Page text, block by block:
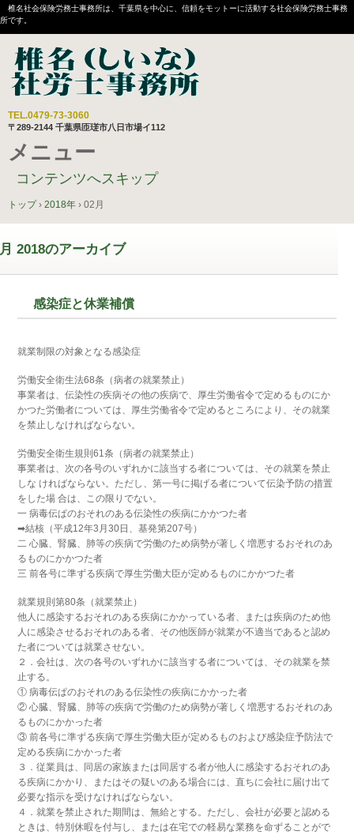
椎名社会保険労務士事務所は、千葉県を中心に、信頼をモットーに活動する社会保険労務士事務
所です。
TEL.0479-73-3060
〒289-2144 千葉県匝瑳市八日市場イ112
メニュー
コンテンツへスキップ
トップ › 2018年 › 02月
2018のアーカイブ
感染症と休業補償
就業制限の対象となる感染症
労働安全衛生法68条（病者の就業禁止）
事業者は、伝染性の疾病その他の疾病で、厚生労働省令で定めるものにか
かつた労働者については、厚生労働省令で定めるところにより、その就業
を禁止しなければならない。
労働安全衛生規則61条（病者の就業禁止）
事業者は、次の各号のいずれかに該当する者については、その就業を禁止
しな ければならない。ただし、第一号に掲げる者について伝染予防の措置
をした場 合は、この限りでない。
一 病毒伝ぱのおそれのある伝染性の疾病にかかつた者
➡結核（平成12年3月30日、基発第207号）
二 心臓、腎臓、肺等の疾病で労働のため病勢が著しく増悪するおそれのあ
るものにかかつた者
三 前各号に準ずる疾病で厚生労働大臣が定めるものにかかつた者
就業規則第80条（就業禁止）
他人に感染するおそれのある疾病にかかっている者、または疾病のため他
人に感染させるおそれのある者、その他医師が就業が不適当であると認め
た者については就業させない。
２．会社は、次の各号のいずれかに該当する者については、その就業を禁
止する。
① 病毒伝ぱのおそれのある伝染性の疾病にかかった者
② 心臓、腎臓、肺等の疾病で労働のため病勢が著しく増悪するおそれのあ
るものにかかった者
③ 前各号に準ずる疾病で厚生労働大臣が定めるものおよび感染症予防法で
定める疾病にかかった者
３．従業員は、同居の家族または同居する者が他人に感染するおそれのあ
る疾病にかかり、またはその疑いのある場合には、直ちに会社に届け出て
必要な指示を受けなければならない。
４．就業を禁止された期間は、無給とする。ただし、会社が必要と認める
ときは、特別休暇を付与し、または在宅での軽易な業務を命ずることがで